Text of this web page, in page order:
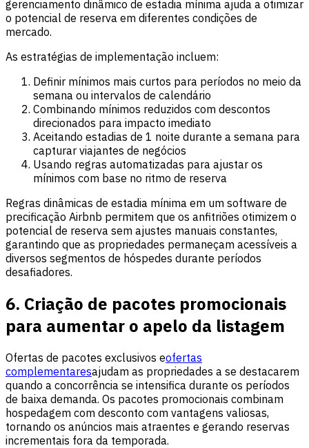
gerenciamento dinâmico de estadia mínima ajuda a otimizar
o potencial de reserva em diferentes condições de
mercado.
As estratégias de implementação incluem:
Definir mínimos mais curtos para períodos no meio da
semana ou intervalos de calendário
Combinando mínimos reduzidos com descontos
direcionados para impacto imediato
Aceitando estadias de 1 noite durante a semana para
capturar viajantes de negócios
Usando regras automatizadas para ajustar os
mínimos com base no ritmo de reserva
Regras dinâmicas de estadia mínima em um software de
precificação Airbnb permitem que os anfitriões otimizem o
potencial de reserva sem ajustes manuais constantes,
garantindo que as propriedades permaneçam acessíveis a
diversos segmentos de hóspedes durante períodos
desafiadores.
6. Criação de pacotes promocionais
para aumentar o apelo da listagem
Ofertas de pacotes exclusivos eofertas
complementaresajudam as propriedades a se destacarem
quando a concorrência se intensifica durante os períodos
de baixa demanda. Os pacotes promocionais combinam
hospedagem com desconto com vantagens valiosas,
tornando os anúncios mais atraentes e gerando reservas
incrementais fora da temporada.